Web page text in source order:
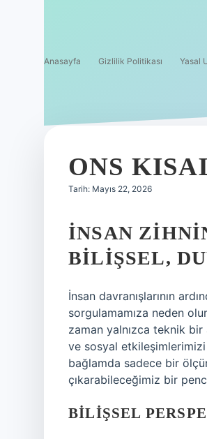
Anasayfa Gizlilik Politikası Yasal
ONS
Tarih: Mayıs 22, 2026
İNSAN
BILIŞSEL,
İnsan davranışlarının
sorgulamamıza neden
zaman yalnızca teknik
ve sosyal etkileşimlerimizi
bağlamda sadece bir
çıkarabileceğimiz bir
BILIŞSEL